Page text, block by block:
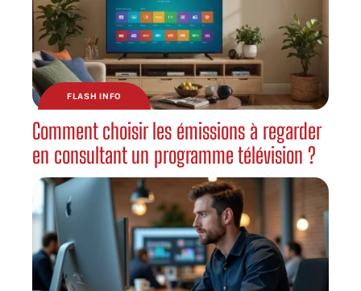
FLASH INFO
Comment choisir les émissions à regarder
en consultant un programme télévision ?